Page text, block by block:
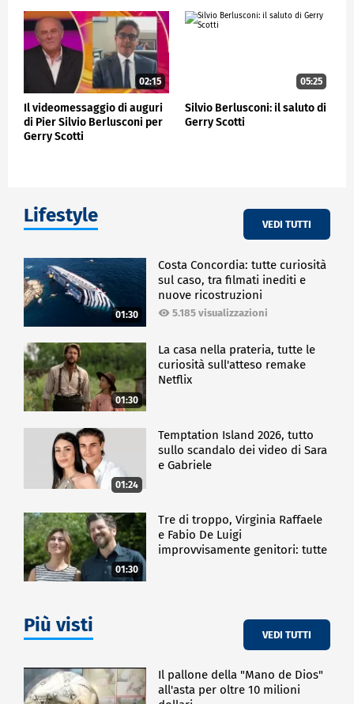
02:15
Il videomessaggio di auguri
di Pier Silvio Berlusconi per
Gerry Scotti
05:25
Silvio Berlusconi: il saluto di
Gerry Scotti
Lifestyle VEDI TUTTI
01:30
Costa Concordia: tutte curiosità
sul caso, tra filmati inediti e
nuove ricostruzioni
5.185 visualizzazioni
01:30
La casa nella prateria, tutte le
curiosità sull'atteso remake
Netflix
01:24
Temptation Island 2026, tutto
sullo scandalo dei video di Sara
e Gabriele
01:30
Tre di troppo, Virginia Raffaele
e Fabio De Luigi
improvvisamente genitori: tutte
Più visti VEDI TUTTI
Il pallone della "Mano de Dios"
all'asta per oltre 10 milioni